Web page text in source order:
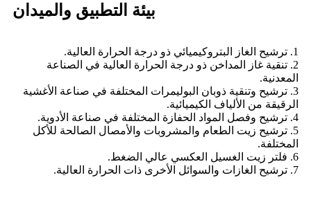
بيئة التطبيق والميدان
1. ترشيح الغاز البتروكيميائي ذو درجة الحرارة العالية.
2. تنقية غاز المداخن ذو درجة الحرارة العالية في الصناعة
المعدنية.
3. ترشيح وتنقية ذوبان البوليمرات المختلفة في صناعة الأغشية
الرقيقة من الألياف الكيميائية.
4. ترشيح وفصل المواد الحفازة المختلفة في صناعة الأدوية.
5. ترشيح زيت الطعام والمشروبات والأمصال الصالحة للأكل
المختلفة.
6. فلتر زيت الغسيل العكسي عالي الضغط.
7. ترشيح الغازات والسوائل الأخرى ذات الحرارة العالية.